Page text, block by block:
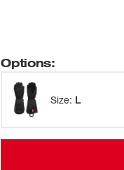
Options:
Size: L